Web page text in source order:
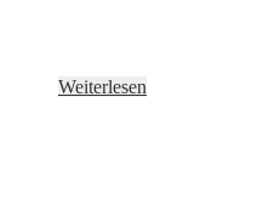
Weiterlesen